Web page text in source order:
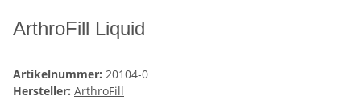
ArthroFill Liquid
Artikelnummer: 20104-0
Hersteller: ArthroFill